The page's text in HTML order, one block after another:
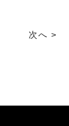
次へ >